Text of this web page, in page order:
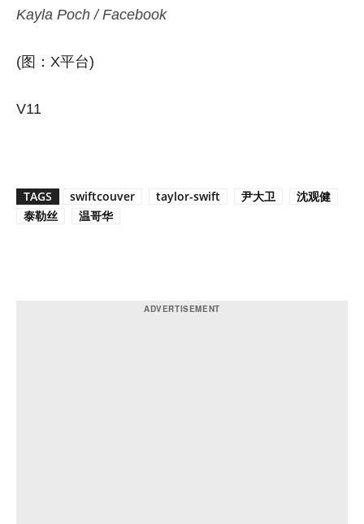
Kayla Poch / Facebook
(图：X平台)
V11
TAGS swiftcouver taylor-swift 尹大卫
沈观健
泰勒丝
温哥华